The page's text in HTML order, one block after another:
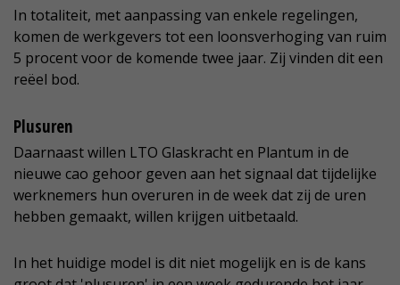
In totaliteit, met aanpassing van enkele regelingen,
komen de werkgevers tot een loonsverhoging van ruim
5 procent voor de komende twee jaar. Zij vinden dit een
reëel bod.
Plusuren
Daarnaast willen LTO Glaskracht en Plantum in de
nieuwe cao gehoor geven aan het signaal dat tijdelijke
werknemers hun overuren in de week dat zij de uren
hebben gemaakt, willen krijgen uitbetaald.
In het huidige model is dit niet mogelijk en is de kans